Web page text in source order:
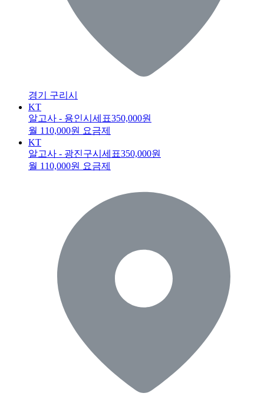
경기 구리시
KT
알고사 - 용인시세표350,000원
월 110,000원 요금제
KT
알고사 - 광진구시세표350,000원
월 110,000원 요금제